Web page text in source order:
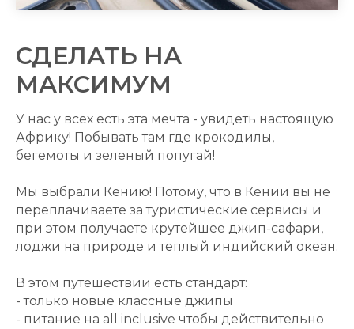
СДЕЛАТЬ НА
МАКСИМУМ
У нас у всех есть эта мечта - увидеть настоящую
Африку! Побывать там где крокодилы,
бегемоты и зеленый попугай!
Мы выбрали Кению! Потому, что в Кении вы не
переплачиваете за туристические сервисы и
при этом получаете крутейшее джип-сафари,
лоджи на природе и теплый индийский океан.
В этом путешествии есть стандарт:
- только новые классные джипы
- питание на all inclusive чтобы действительно